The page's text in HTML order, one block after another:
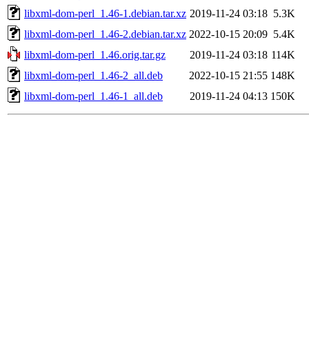
libxml-dom-perl_1.46-1.debian.tar.xz 2019-11-24 03:18 5.3K
libxml-dom-perl_1.46-2.debian.tar.xz 2022-10-15 20:09 5.4K
libxml-dom-perl_1.46.orig.tar.gz
2019-11-24 03:18 114K
libxml-dom-perl_1.46-2_all.deb
2022-10-15 21:55 148K
libxml-dom-perl_1.46-1_all.deb
2019-11-24 04:13 150K